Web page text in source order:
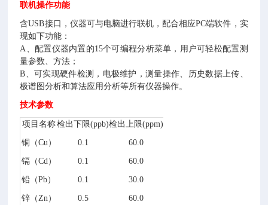
联机操作功能
含USB接口，仪器可与电脑进行联机，配合相应PC端软件，实
现如下功能：
A、配置仪器内置的15个可编程分析菜单，用户可轻松配置测
量参数、方法；
B、可实现硬件检测，电极维护，测量操作、历史数据上传、
极谱图分析和算法应用分析等所有仪器操作。
技术参数
项目名称检出下限(ppb)检出上限(ppm)
铜（Cu） 0.1 60.0
镉（Cd） 0.1 60.0
铅（Pb） 0.1 30.0
锌（Zn） 0.5 60.0